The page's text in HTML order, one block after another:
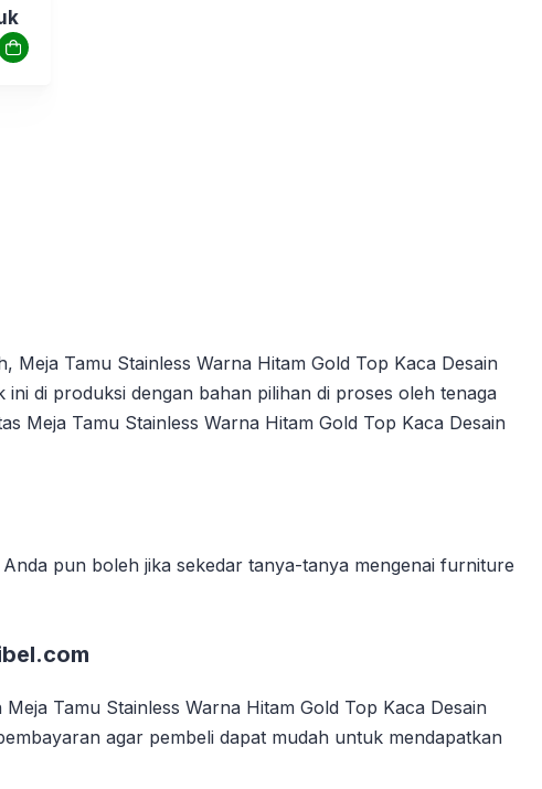
Meja Tamu Stainless Warna Hitam Gold Top Kaca Desain
di produksi dengan bahan pilihan di proses oleh tenaga
Meja Tamu Stainless Warna Hitam Gold Top Kaca Desain
pun boleh jika sekedar tanya-tanya mengenai furniture
Tamu Stainless Warna Hitam Gold Top Kaca Desain
agar pembeli dapat mudah untuk mendapatkan